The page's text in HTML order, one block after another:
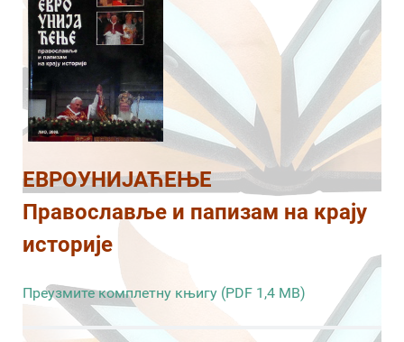
ЕВРОУНИЈАЋЕЊЕ
Православље и папизам на крају
историје
Преузмите комплетну књигу (PDF 1,4 MB)